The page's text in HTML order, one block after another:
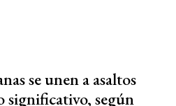
se unen a asaltos
significativo, según